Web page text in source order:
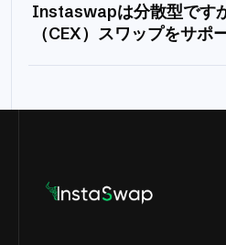
Instaswapは分散型です
（CEX）スワップをサポ